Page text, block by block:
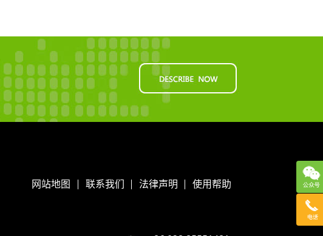
网站地图 联系我们 法律声明 使用帮助